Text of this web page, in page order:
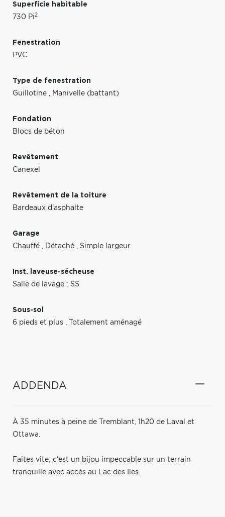
Superficie habitable
730 Pi2
Fenestration
PVC
Type de fenestration
Guillotine , Manivelle (battant)
Fondation
Blocs de béton
Revêtement
Canexel
Revêtement de la toiture
Bardeaux d'asphalte
Garage
Chauffé , Détaché , Simple largeur
Inst. laveuse-sécheuse
Salle de lavage : SS
Sous-sol
6 pieds et plus , Totalement aménagé
ADDENDA
À 35 minutes à peine de Tremblant, 1h20 de Laval et
Ottawa.
Faites vite; c'est un bijou impeccable sur un terrain
tranquille avec accès au Lac des Iles.